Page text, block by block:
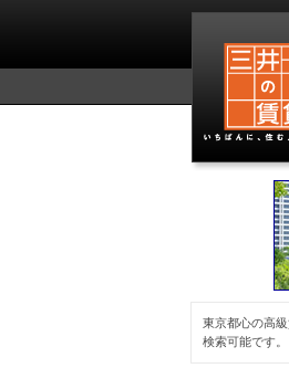
東京都心の高
検索可能です。